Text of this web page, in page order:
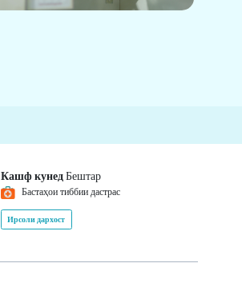
Кашф кунедБештар
Бастаҳои тиббии дастрас
Ирсоли дархост